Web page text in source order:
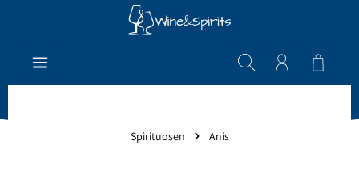
Zum Hauptinhalt springen
Spirituosen Anis